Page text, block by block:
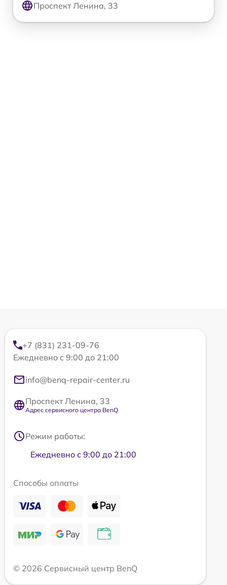
Проспект Ленина, 33
+7 (831) 231-09-76
Ежедневно с 9:00 до 21:00
info@benq-repair-center.ru
Проспект Ленина, 33
Адрес сервисного центра BenQ
Режим работы:
Ежедневно с 9:00 до 21:00
Способы оплаты
© 2026 Сервисный центр BenQ